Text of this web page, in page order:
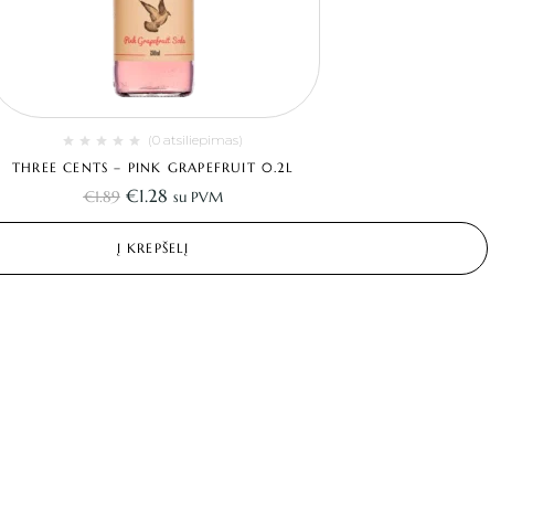
(0 atsiliepimas)
THREE CENTS – PINK GRAPEFRUIT 0.2L
€1.89 €1.28 su PVM
Į KREPŠELĮ